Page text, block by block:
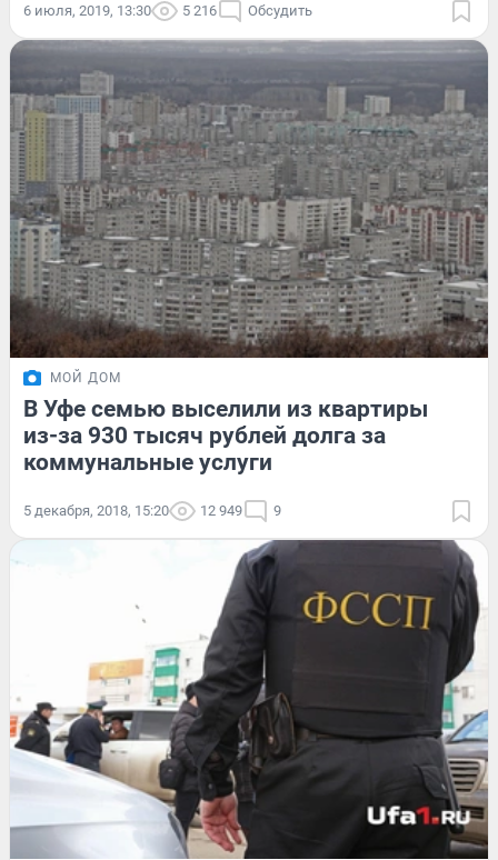
6 июля, 2019, 13:30 5 216 Обсудить
МОЙ ДОМ
В Уфе семью выселили из квартиры
из-за 930 тысяч рублей долга за
коммунальные услуги
5 декабря, 2018, 15:20 12 949 9